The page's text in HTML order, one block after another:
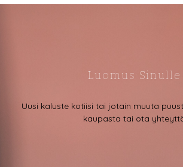
Luomus Sinulle
Uusi kaluste kotiisi tai jotain muuta
kaupasta tai ota